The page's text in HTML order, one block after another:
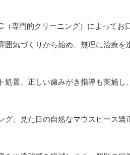
専門的クリーニング）によってお
気づくりから始め、無理に治療
置、正しい歯みがき指導も実施
、見た目の自然なマウスピース